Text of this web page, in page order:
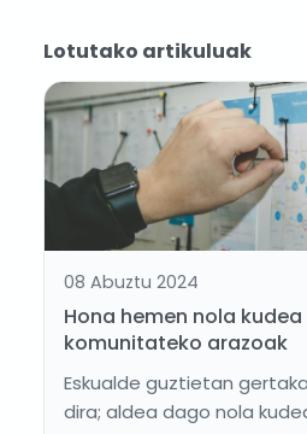
Lotutako artikuluak
08 Abuztu 2024
Hona hemen nola
komunitateko arazoak
Eskualde guztietan
dira; aldea dago nola